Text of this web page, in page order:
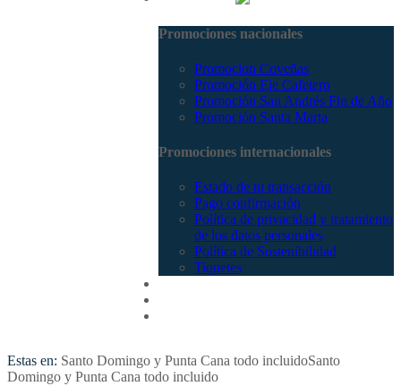
Promociones nacionales
Promocion Coveñas
Promoción Eje Cafetero
Promoción San Andrés Fin de Año
Promoción Santa Marta
Promociones internacionales
Estado de tu transacción
Pago confirmación
Política de privacidad y tratamiento
de los datos personales
Política de Sostenibilidad
Tiquetes
Estas en: Santo Domingo y Punta Cana todo incluidoSanto
Domingo y Punta Cana todo incluido